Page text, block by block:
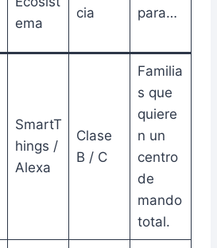
ema
cia
para…
SmartT
hings /
Alexa
Clase
B / C
Familia
s que
quiere
n un
centro
de
mando
total.